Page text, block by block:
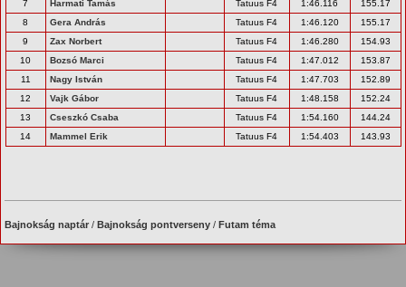
7
Harmati Tamás Tatuus F4 1:46.116
155.17
8
Gera András Tatuus F4 1:46.120
155.17
9
Zax Norbert Tatuus F4 1:46.280
154.93
10
Bozsó Marci Tatuus F4 1:47.012
153.87
11
Nagy István Tatuus F4 1:47.703
152.89
12
Vajk Gábor Tatuus F4 1:48.158
152.24
13
Cseszkó Csaba Tatuus F4 1:54.160
144.24
14
Mammel Erik Tatuus F4 1:54.403 143.93
Bajnokság naptár /Bajnokság pontverseny /Futam téma